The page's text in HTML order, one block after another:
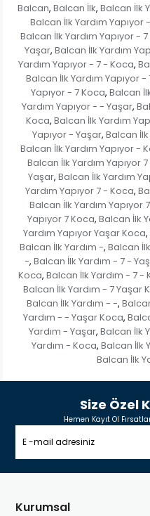
Balcan, Balcan İlk, Balcan İlk
Balcan İlk Yardım Yapıyor -
Balcan İlk Yardım Yapıyor -
Yaşar, Balcan İlk Yardım
Yardım Yapıyor - 7 - Koca,
Balcan İlk Yardım Yapıyor
Yapıyor - 7 Koca, Balcan
Yardım Yapıyor - - Yaşar,
Koca, Balcan İlk Yardım
Yapıyor - Yaşar, Balcan
Balcan İlk Yardım Yapıyor -
Balcan İlk Yardım Yapıyor
Yaşar, Balcan İlk Yardım
Yardım Yapıyor 7 - Koca,
Balcan İlk Yardım Yapıyor
Yapıyor 7 Koca, Balcan İlk
Yardım Yapıyor Yaşar Koca,
Balcan İlk Yardım -, Balcan
-, Balcan İlk Yardım - 7 -
Koca, Balcan İlk Yardım - 7 -
Balcan İlk Yardım - 7 Yaşar
Balcan İlk Yardım - -,
Yardım - - Yaşar Koca,
Yardım - Yaşar, Balcan İlk
Yardım - Koca, Balcan İlk
Balcan İlk
Size Özel
Hemen Kayıt Ol
Kurumsal